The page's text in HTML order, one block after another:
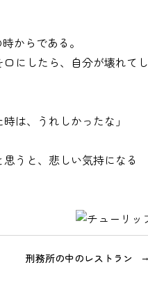
からである。
にしたら、自分が壊れてし
は、うれしかったな」
うと、悲しい気持になる
刑務所の中のレストラン